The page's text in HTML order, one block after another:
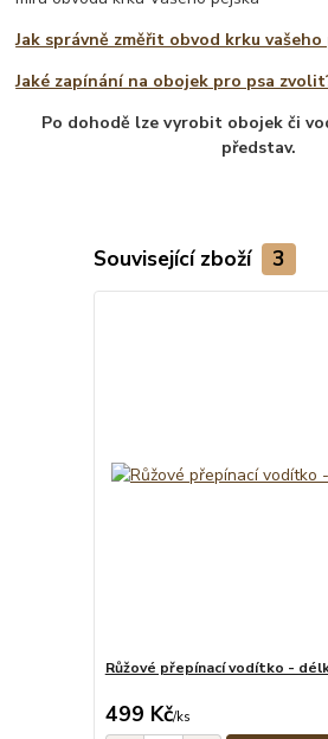
Jak správně změřit obvod krku vašeho
Jaké zapínání na obojek pro psa
Po dohodě lze vyrobit obojek či
představ.
Související zboží 3
Růžové přepínací vodítko -
499 Kč/ks